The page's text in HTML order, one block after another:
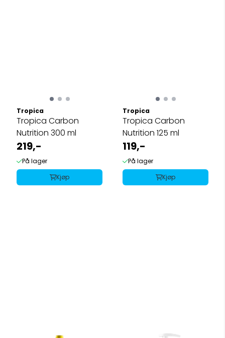
Tropica
Tropica Carbon
Nutrition 300 ml
219,-
På lager
Kjøp
Tropica
Tropica Carbon
Nutrition 125 ml
119,-
På lager
Kjøp